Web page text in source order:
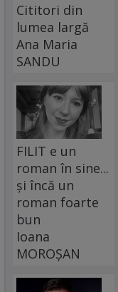
Cititori din
lumea largă
Ana Maria
SANDU
FILIT e un
roman în sine...
și încă un
roman foarte
bun
Ioana
MOROȘAN